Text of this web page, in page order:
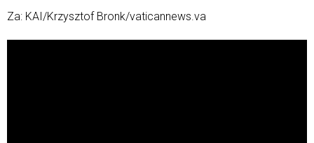
Za: KAI/Krzysztof Bronk/vaticannews.va